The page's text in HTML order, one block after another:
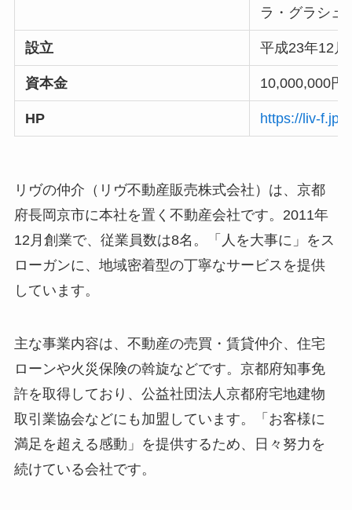
ラ・グラシュ
設立 平成23年12月
資本金 10,000,000円
HP https://liv-f.jp/
リヴの仲介（リヴ不動産販売株式会社）は、京都
府長岡京市に本社を置く不動産会社です。2011年
12月創業で、従業員数は8名。「人を大事に」をス
ローガンに、地域密着型の丁寧なサービスを提供
しています。
主な事業内容は、不動産の売買・賃貸仲介、住宅
ローンや火災保険の斡旋などです。京都府知事免
許を取得しており、公益社団法人京都府宅地建物
取引業協会などにも加盟しています。「お客様に
満足を超える感動」を提供するため、日々努力を
続けている会社です。